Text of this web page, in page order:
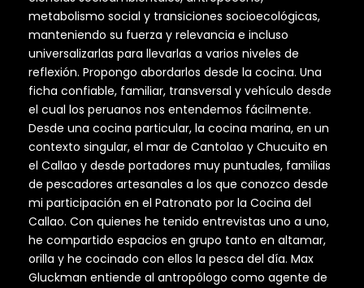
metabolismo social y transiciones socioecológicas,
manteniendo su fuerza y relevancia e incluso
universalizarlas para llevarlas a varios niveles de
reflexión. Propongo abordarlos desde la cocina. Una
ficha confiable, familiar, transversal y vehículo desde
el cual los peruanos nos entendemos fácilmente.
Desde una cocina particular, la cocina marina, en un
contexto singular, el mar de Cantolao y Chucuito en
el Callao y desde portadores muy puntuales, familias
de pescadores artesanales a los que conozco desde
mi participación en el Patronato por la Cocina del
Callao. Con quienes he tenido entrevistas uno a uno,
he compartido espacios en grupo tanto en altamar,
orilla y he cocinado con ellos la pesca del día. Max
Gluckman entiende al antropólogo como agente de